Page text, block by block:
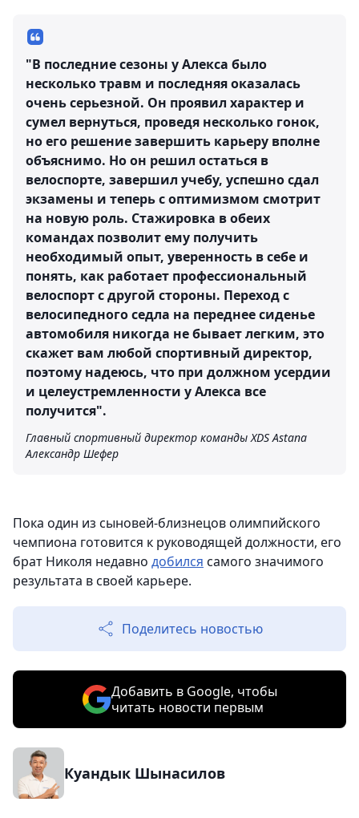
"В последние сезоны у Алекса было
несколько травм и последняя оказалась
очень серьезной. Он проявил характер и
сумел вернуться, проведя несколько гонок,
но его решение завершить карьеру вполне
объяснимо. Но он решил остаться в
велоспорте, завершил учебу, успешно сдал
экзамены и теперь с оптимизмом смотрит
на новую роль. Стажировка в обеих
командах позволит ему получить
необходимый опыт, уверенность в себе и
понять, как работает профессиональный
велоспорт с другой стороны. Переход с
велосипедного седла на переднее сиденье
автомобиля никогда не бывает легким, это
скажет вам любой спортивный директор,
поэтому надеюсь, что при должном усердии
и целеустремленности у Алекса все
получится".
Главный спортивный директор команды XDS Astana
Александр Шефер
Пока один из сыновей-близнецов олимпийского
чемпиона готовится к руководящей должности, его
брат Николя недавно добился самого значимого
результата в своей карьере.
Поделитесь новостью
Добавить в Google, чтобы
читать новости первым
Куандык Шынасилов